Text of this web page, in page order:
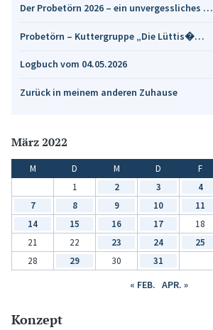
Der Probetörn 2026 – ein unvergessliches …
Probetörn – Kuttergruppe „Die Lüttis�…
Logbuch vom 04.05.2026
Zurück in meinem anderen Zuhause
März 2022
M D M D F
1
2 3 4
7
8 9 10 11
14
15 16 17 18
21
22 23 24 25
28
29 30 31
« FEB. APR. »
Konzept